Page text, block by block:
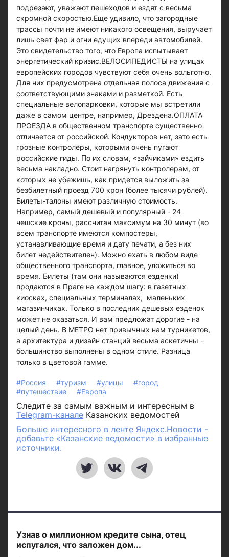
подрезают, уважают пешеходов и ездят с весьма
скромной скоростью.Еще удивило, что загородные
трассы почти не имеют никакого освещения, выручает
лишь свет фар и огни едущих впереди автомобилей.
Это свидетельство того, что Европа испытывает
энергетический кризис.ВЕЛОСИПЕДИСТЫ на улицах
европейских городов чувствуют себя очень вольготно.
Для них предусмотрена отдельная полоса движения с
соответствующими знаками и разметкой. Есть
специальные велопарковки, которые мы встретили
даже в самом центре, например, Дрездена.ОПЛАТА
ПРОЕЗДА в общественном транспорте существенно
отличается от российской. Кондукторов нет, зато есть
грозные контролеры, которыми очень пугают
российские гиды. По их словам, «зайчиками» ездить
весьма накладно. Стоит нагрянуть контролерам, от
которых не убежишь, как придется выложить за
безбилетный проезд 700 крон (более тысячи рублей).
Билеты-талоны имеют различную стоимость.
Например, самый дешевый и популярный - 24
чешские кроны, рассчитан максимум на 30 минут (во
всем транспорте имеются компостеры,
устанавливающие время и дату печати, а без них
билет недействителен). Можно ехать в любом виде
общественного транспорта, главное, уложиться во
время. Билеты (там они называются езденки)
продаются в Праге на каждом шагу: в газетных
киосках, специальных терминалах, маленьких
магазинчиках. Только в последних дешевых езденок
может не оказаться. И вам предложат дорогие - на
целый день. В МЕТРО нет привычных нам турникетов,
а архитектура и дизайн станций весьма аскетичны -
большинство выполнены в одном стиле. Разница
только в цветовой гамме.
#Россия #туризм #улицы
#город
#путешествие
#Европа
Следите за самым важным и интересным в
Telegram-канале Казанских ведомостей
Больше интересного в ленте Яндекс.Новости -
добавьте «Казанские ведомости» в избранные
источники.
Узнав о миллионном кредите сына, отец
испугался, что заложен дом...